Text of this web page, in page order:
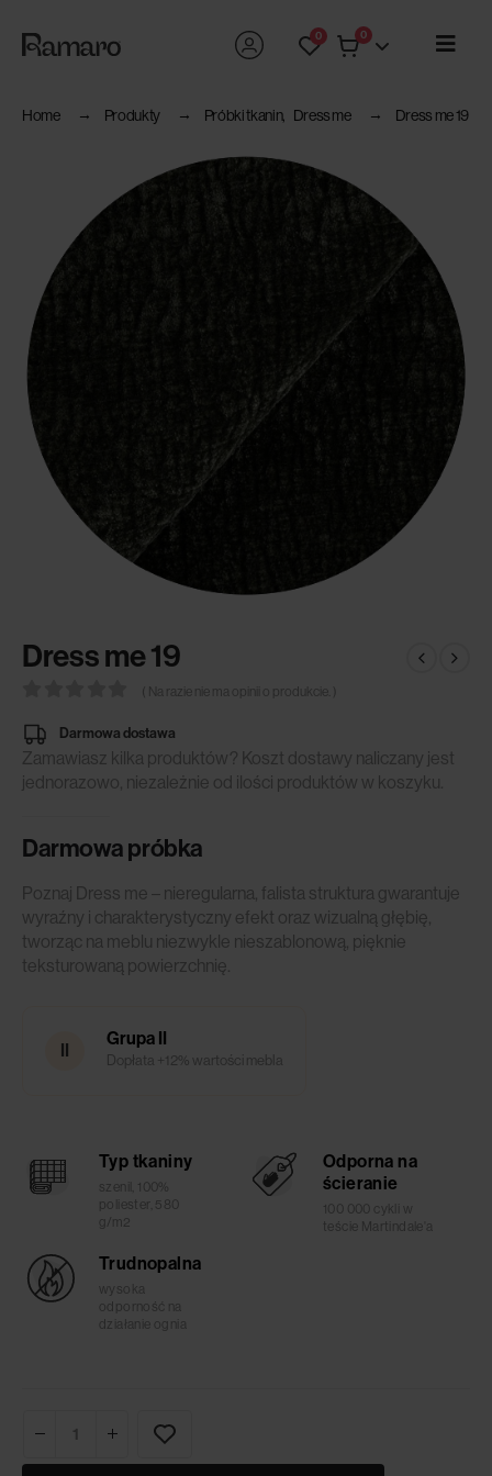
0 0
Home Produkty Próbki tkanin, Dress me Dress me 19
Dress me 19
( Na razie nie ma opinii o produkcie. )
Darmowa dostawa
Zamawiasz kilka produktów? Koszt dostawy naliczany jest
jednorazowo, niezależnie od ilości produktów w koszyku.
Darmowa próbka
Poznaj Dress me – nieregularna, falista struktura gwarantuje
wyraźny i charakterystyczny efekt oraz wizualną głębię,
tworząc na meblu niezwykle nieszablonową, pięknie
teksturowaną powierzchnię.
II
Grupa II
Dopłata +12% wartości mebla
Typ tkaniny
szenil, 100%
poliester, 580
g/m2
Odporna na
ścieranie
100 000 cykli w
teście Martindale'a
Trudnopalna
wysoka
odporność na
działanie ognia